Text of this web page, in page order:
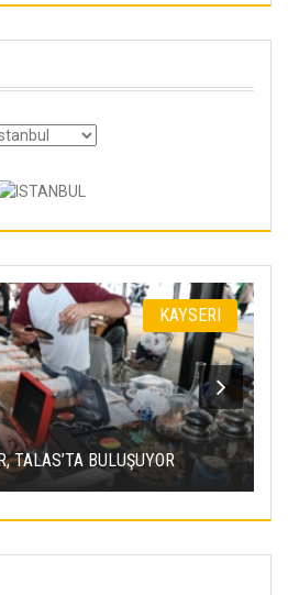
KAYSERI
DÖNÜŞÜMLE YÜKSELİYOR